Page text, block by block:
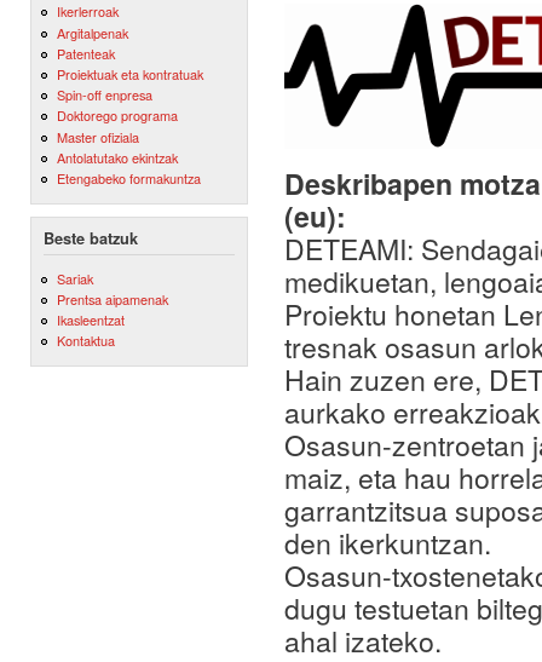
Ikerlerroak
Argitalpenak
Patenteak
Proiektuak eta kontratuak
Spin-off enpresa
Doktorego programa
Master ofiziala
Antolatutako ekintzak
Etengabeko formakuntza
Beste batzuk
Sariak
Prentsa aipamenak
Ikasleentzat
Kontaktua
Deskribapen
(eu):
DETEAMI:
medikuetan,
Proiektu honetan
tresnak osasun
Hain zuzen ere,
aurkako
Osasun-zentroetan
maiz, eta hau
garrantzitsua
den ikerkuntzan.
Osasun-
dugu testuetan
ahal izateko.